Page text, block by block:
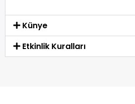
Künye
Etkinlik Kuralları